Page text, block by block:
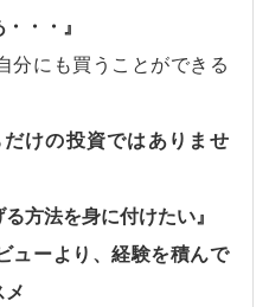
・・』
分にも買うことができる
けの投資ではありませ
方法を身に付けたい』
ューより、経験を積んで
メ